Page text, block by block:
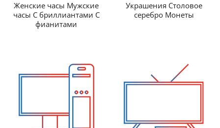
Женские часы Мужские
часы С бриллиантами С
фианитами
Украшения Столовое
серебро Монеты